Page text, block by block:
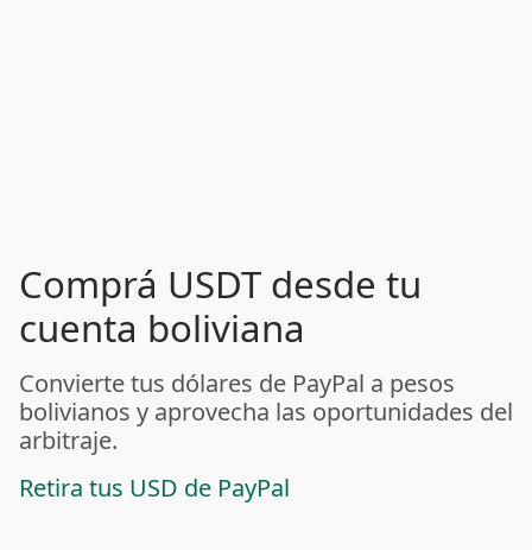
Comprá USDT desde tu
cuenta boliviana
Convierte tus dólares de PayPal a pesos
bolivianos y aprovecha las oportunidades del
arbitraje.
Retira tus USD de PayPal